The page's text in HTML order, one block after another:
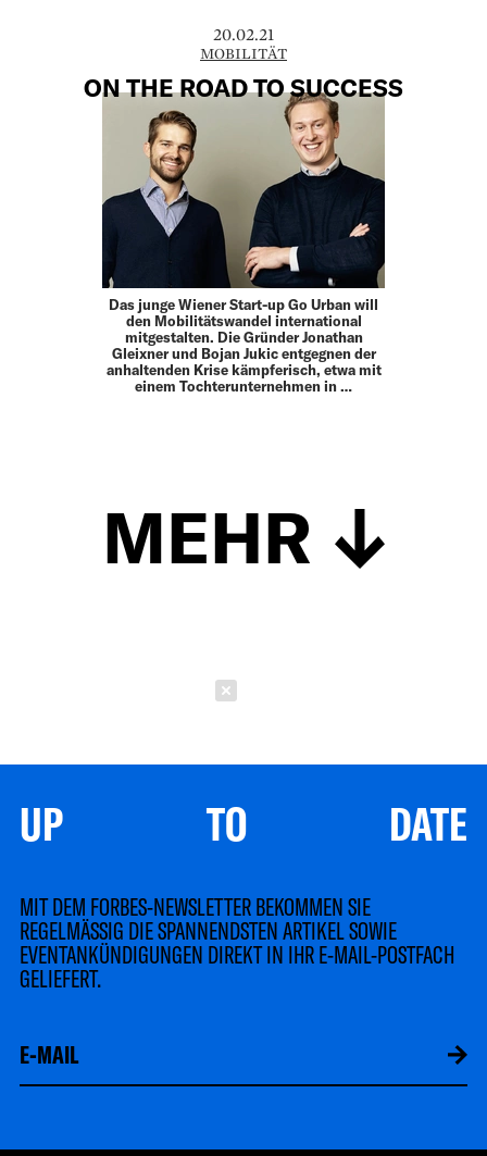
20.02.21
MOBILITÄT
ON THE ROAD TO SUCCESS
Das junge Wiener Start-up Go Urban will
den Mobilitätswandel international
mitgestalten. Die Gründer Jonathan
Gleixner und Bojan Jukic entgegnen der
anhaltenden Krise kämpferisch, etwa mit
einem Tochterunternehmen in …
MEHR
UP TO DATE
MIT DEM FORBES-NEWSLETTER BEKOMMEN SIE
REGELMÄSSIG DIE SPANNENDSTEN ARTIKEL SOWIE
EVENTANKÜNDIGUNGEN DIREKT IN IHR E-MAIL-POSTFACH
GELIEFERT.